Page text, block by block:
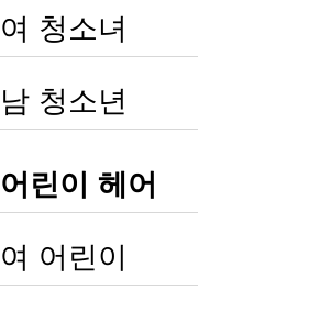
여 청소녀
남 청소년
어린이 헤어
여 어린이